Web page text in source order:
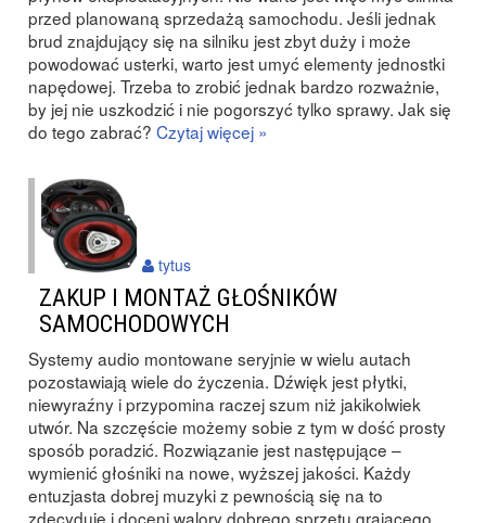
przed planowaną sprzedażą samochodu. Jeśli jednak
brud znajdujący się na silniku jest zbyt duży i może
powodować usterki, warto jest umyć elementy jednostki
napędowej. Trzeba to zrobić jednak bardzo rozważnie,
by jej nie uszkodzić i nie pogorszyć tylko sprawy. Jak się
do tego zabrać? Czytaj więcej »
ZAKUP I MONTAŻ GŁOŚNIKÓW
SAMOCHODOWYCH
Systemy audio montowane seryjnie w wielu autach
pozostawiają wiele do życzenia. Dźwięk jest płytki,
niewyraźny i przypomina raczej szum niż jakikolwiek
utwór. Na szczęście możemy sobie z tym w dość prosty
sposób poradzić. Rozwiązanie jest następujące –
wymienić głośniki na nowe, wyższej jakości. Każdy
entuzjasta dobrej muzyki z pewnością się na to
zdecyduje i doceni walory dobrego sprzętu grającego.
tytus